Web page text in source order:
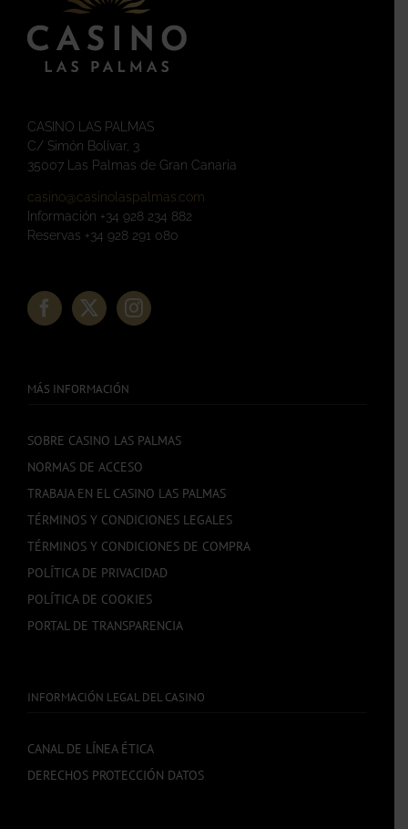
CASINO LAS PALMAS
C/ Simón Bolívar, 3
35007 Las Palmas de Gran Canaria
casino@casinolaspalmas.com
Información +34 928 234 882
Reservas +34 928 291 080
MÁS INFORMACIÓN
SOBRE CASINO LAS PALMAS
NORMAS DE ACCESO
TRABAJA EN EL CASINO LAS PALMAS
TÉRMINOS Y CONDICIONES LEGALES
TÉRMINOS Y CONDICIONES DE COMPRA
POLÍTICA DE PRIVACIDAD
POLÍTICA DE COOKIES
PORTAL DE TRANSPARENCIA
INFORMACIÓN LEGAL DEL CASINO
CANAL DE LÍNEA ÉTICA
DERECHOS PROTECCIÓN DATOS